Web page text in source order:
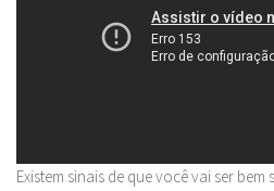
Existem sinais de que você vai ser